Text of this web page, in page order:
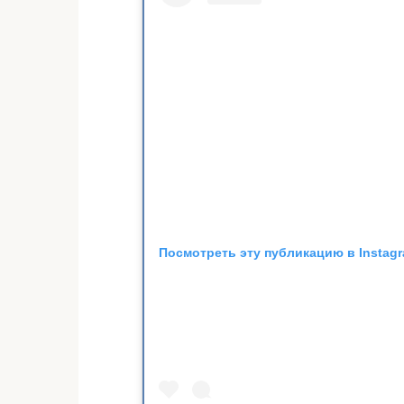
Посмотреть эту публикацию в